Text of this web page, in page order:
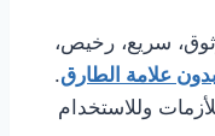
سريع، رخيص،
علامة الطارق.
وللاستخدام